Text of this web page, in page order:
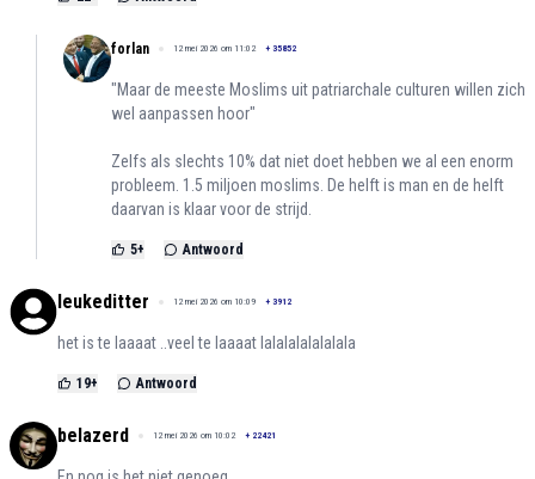
forlan 12 mei 2026 om 11:02 + 35852
"Maar de meeste Moslims uit patriarchale culturen willen zich
wel aanpassen hoor"
Zelfs als slechts 10% dat niet doet hebben we al een enorm
probleem. 1.5 miljoen moslims. De helft is man en de helft
daarvan is klaar voor de strijd.
5+ Antwoord
leukeditter 12 mei 2026 om 10:09 + 3912
het is te laaaat ..veel te laaaat lalalalalalalala
19+ Antwoord
belazerd 12 mei 2026 om 10:02 + 22421